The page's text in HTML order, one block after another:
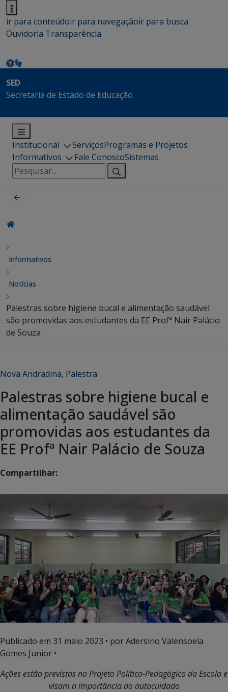
ir para conteúdoir para navegaçãoir para busca
Ouvidoria Transparência
SED
Secretaria de Estado de Educação
Institucional ServiçosProgramas e Projetos
Informativos
Fale ConoscoSistemas
Pesquisar
por:
Informativos
Notícias
Palestras sobre higiene bucal e alimentação saudável
são promovidas aos estudantes da EE Profª Nair Palácio
de Souza
Nova Andradina, Palestra
Palestras sobre higiene bucal e
alimentação saudável são
promovidas aos estudantes da
EE Profª Nair Palácio de Souza
Compartilhar:
Publicado em 31 maio 2023 • por Adersino Valensoela
Gomes Junior •
Ações estão previstas no Projeto Político-Pedagógico da Escola e
visam a importância do autocuidado